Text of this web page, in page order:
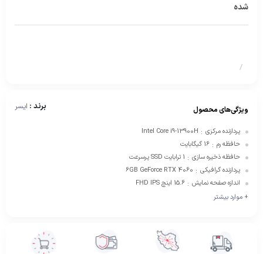
شده
/
برند : ایسر ویژگی‌های محصول
پردازنده مرکزی :
Intel Core i9-13900H
حافظه رم : 16 گیگابایت
حافظه ذخیره سازی : 1 ترابایت SSD پرسرعت
پردازنده گرافیکی :
6GB GeForce RTX 4060
اندازه صفحه نمایش : 15.6 اینچ FHD IPS
+ موارد بیشتر